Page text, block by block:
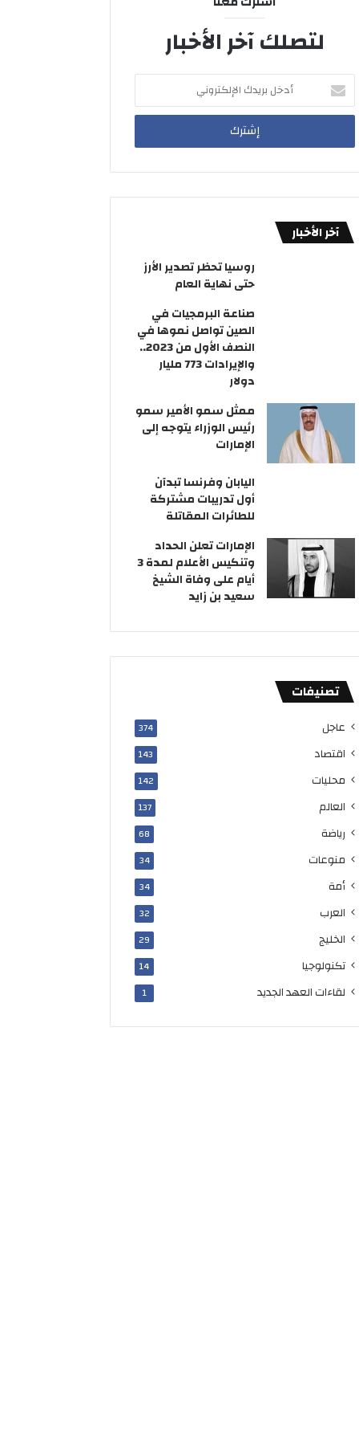
لتصلك آخر الأخبار
أدخل
بريدك
الإلكتروني
آخر الأخبار
روسيا تحظر تصدير الأرز
حتى نهاية العام
صناعة البرمجيات في
الصين تواصل نموها في
النصف الأول من 2023..
والإيرادات 773 مليار
دولار
ممثل سمو الأمير سمو
رئيس الوزراء يتوجه إلى
الإمارات
اليابان وفرنسا تبدآن
أول تدريبات مشتركة
للطائرات المقاتلة
الإمارات تعلن الحداد
وتنكيس الأعلام لمدة 3
أيام على وفاة الشيخ
سعيد بن زايد
تصنيفات
عاجل 374
اقتصاد 143
محليات 142
العالم 137
رياضة 68
منوعات 34
أمة 34
العرب 32
الخليج 29
تكنولوجيا 14
لقاءات العهد الجديد 1